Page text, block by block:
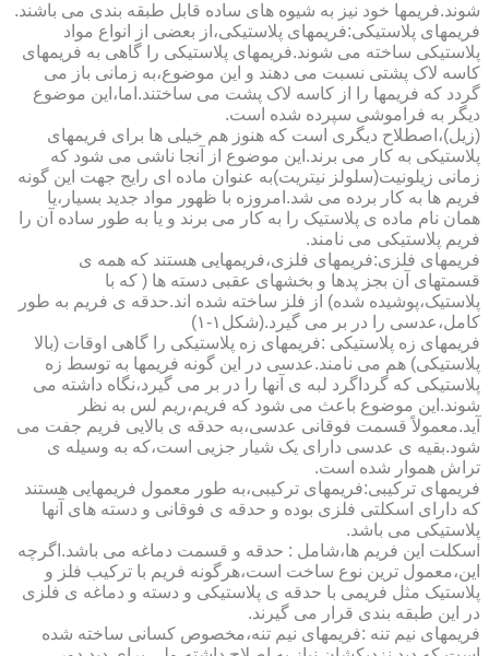
شوند.فریمها خود نیز به شیوه های ساده قابل طبقه بندی می باشند.
فریمهای پلاستیکی:فریمهای پلاستیکی،از بعضی از انواع مواد
پلاستیکی ساخته می شوند.فریمهای پلاستیکی را گاهی به فریمهای
کاسه لاک پشتی نسبت می دهند و این موضوع،به زمانی باز می
گردد که فریمها را از کاسه لاک پشت می ساختند.اما،این موضوع
دیگر به فراموشی سپرده شده است.
(زیل)،اصطلاح دیگری است که هنوز هم خیلی ها برای فریمهای
پلاستیکی به کار می برند.این موضوع از آنجا ناشی می شود که
زمانی زیلونیت(سلولز نیتریت)به عنوان ماده ای رایج جهت این گونه
فریم ها به کار برده می شد.امروزه با ظهور مواد جدید بسیار،یا
همان نام ماده ی پلاستیک را به کار می برند و یا به طور ساده آن را
فریم پلاستیکی می نامند.
فریمهای فلزی:فریمهای فلزی،فریمهایی هستند که همه ی
قسمتهای آن بجز پدها و بخشهای عقبی دسته ها ( که با
پلاستیک،پوشیده شده) از فلز ساخته شده اند.حدقه ی فریم به طور
کامل،عدسی را در بر می گیرد.(شکل۱-۱)
فریمهای زه پلاستیکی :فریمهای زه پلاستیکی را گاهی اوقات (بالا
پلاستیکی) هم می نامند.عدسی در این گونه فریمها به توسط زه
پلاستیکی که گرداگرد لبه ی آنها را در بر می گیرد،نگاه داشته می
شوند.این موضوع باعث می شود که فریم،ریم لس به نظر
آید.معمولاً قسمت فوقانی عدسی،به حدقه ی بالایی فریم جفت می
شود.بقیه ی عدسی دارای یک شیار جزیی است،که به وسیله ی
تراش هموار شده است.
فریمهای ترکیبی:فریمهای ترکیبی،به طور معمول فریمهایی هستند
که دارای اسکلتی فلزی بوده و حدقه ی فوقانی و دسته های آنها
پلاستیکی می باشد.
اسکلت این فریم ها،شامل : حدقه و قسمت دماغه می باشد.اگرچه
این،معمول ترین نوع ساخت است،هرگونه فریم با ترکیب فلز و
پلاستیک مثل فریمی با حدقه ی پلاستیکی و دسته و دماغه ی فلزی
در این طبقه بندی قرار می گیرند.
فریمهای نیم تنه :فریمهای نیم تنه،مخصوص کسانی ساخته شده